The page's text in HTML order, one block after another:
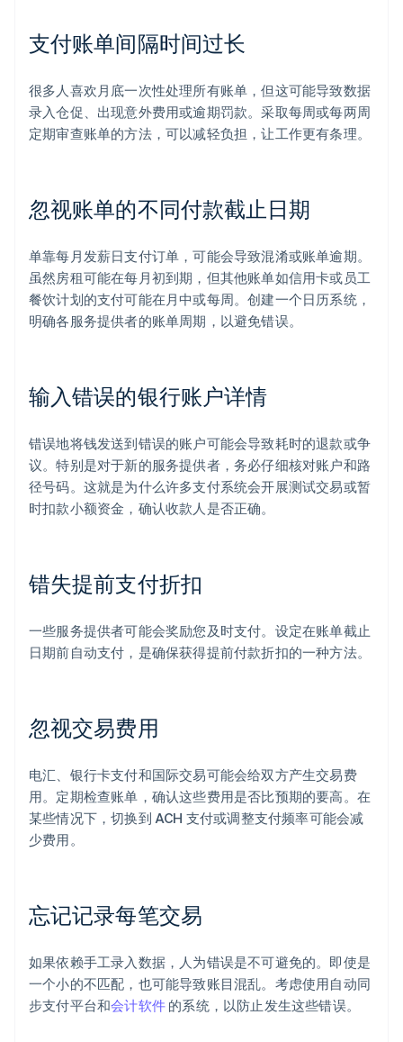
支付账单间隔时间过长
很多人喜欢月底一次性处理所有账单，但这可能导致数据
录入仓促、出现意外费用或逾期罚款。采取每周或每两周
定期审查账单的方法，可以减轻负担，让工作更有条理。
忽视账单的不同付款截止日期
单靠每月发薪日支付订单，可能会导致混淆或账单逾期。
虽然房租可能在每月初到期，但其他账单如信用卡或员工
餐饮计划的支付可能在月中或每周。创建一个日历系统，
明确各服务提供者的账单周期，以避免错误。
输入错误的银行账户详情
错误地将钱发送到错误的账户可能会导致耗时的退款或争
议。特别是对于新的服务提供者，务必仔细核对账户和路
径号码。这就是为什么许多支付系统会开展测试交易或暂
时扣款小额资金，确认收款人是否正确。
错失提前支付折扣
一些服务提供者可能会奖励您及时支付。设定在账单截止
日期前自动支付，是确保获得提前付款折扣的一种方法。
忽视交易费用
电汇、银行卡支付和国际交易可能会给双方产生交易费
用。定期检查账单，确认这些费用是否比预期的要高。在
某些情况下，切换到 ACH 支付或调整支付频率可能会减
少费用。
忘记记录每笔交易
如果依赖手工录入数据，人为错误是不可避免的。即使是
一个小的不匹配，也可能导致账目混乱。考虑使用自动同
步支付平台和会计软件 的系统，以防止发生这些错误。